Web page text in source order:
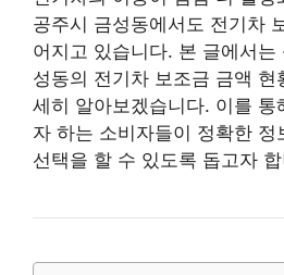
공주시 금성동에서도 전기차
어지고 있습니다. 본 글에서는
성동의 전기차 보조금 금액 현
세히 알아보겠습니다. 이를 통
자 하는 소비자들이 정확한 정
선택을 할 수 있도록 돕고자